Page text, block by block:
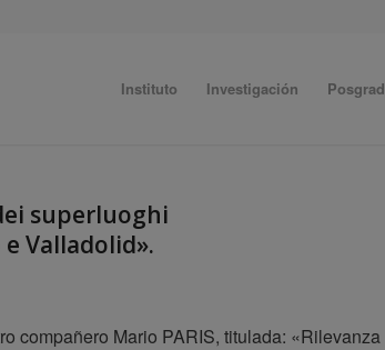
Instituto Investigación
superluoghi
Valladolid».
compañero Mario PARIS, titulada: «Rilevanza